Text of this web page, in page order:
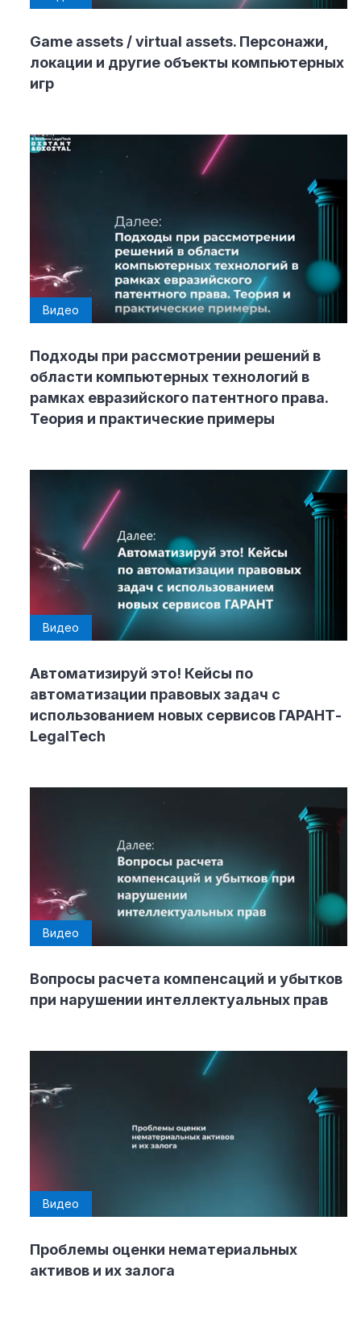
Game assets / virtual assets. Персонажи,
локации и другие объекты компьютерных
игр
Видео
Подходы при рассмотрении решений в
области компьютерных технологий в
рамках евразийского патентного права.
Теория и практические примеры
Видео
Автоматизируй это! Кейсы по
автоматизации правовых задач с
использованием новых сервисов ГАРАНТ-
LegalTech
Видео
Вопросы расчета компенсаций и убытков
при нарушении интеллектуальных прав
Видео
Проблемы оценки нематериальных
активов и их залога